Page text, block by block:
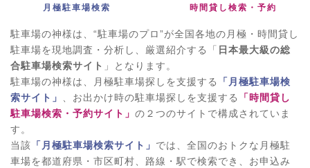
月極駐車場検索 時間貸し検索・予約
駐車場の神様は、“駐車場のプロ”が全国各地の月極・時間貸し
駐車場を現地調査・分析し、厳選紹介する「 日本最大級の総
合駐車場検索サイト 」となります。
駐車場の神様は、月極駐車場探しを支援する
「月極駐車場検
索サイト」 、お出かけ時の駐車場探しを支援する
「時間貸し
駐車場検索・予約サイト」 の２つのサイトで構成されていま
す。
当該 「月極駐車場検索サイト」 では、全国のおトクな月極駐
車場を都道府県・市区町村、路線・駅で検索でき、お申込み